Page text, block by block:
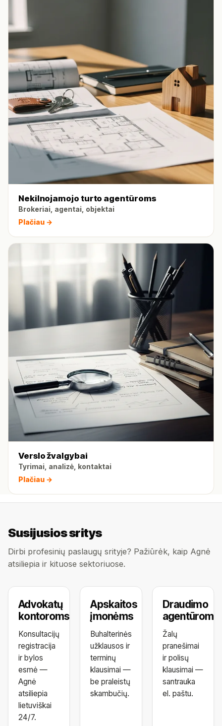
Nekilnojamojo turto agentūroms
Brokeriai, agentai, objektai
Plačiau →
Verslo žvalgybai
Tyrimai, analizė, kontaktai
Plačiau →
Susijusios sritys
Dirbi profesinių paslaugų srityje? Pažiūrėk, kaip Agnė
atsiliepia ir kituose sektoriuose.
Advokatų
kontoroms
Konsultacijų
registracija
ir bylos
esmė —
Agnė
atsiliepia
lietuviškai
24/7.
Apskaitos
įmonėms
Buhalterinės
užklausos ir
terminų
klausimai —
be praleistų
skambučių.
Draudimo
agentūroms
Žalų
pranešimai
ir polisų
klausimai —
santrauka
el. paštu.